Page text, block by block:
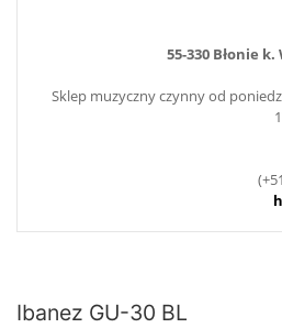
55-330 Błonie
Sklep muzyczny czynny od
Ibanez GU-30 BL